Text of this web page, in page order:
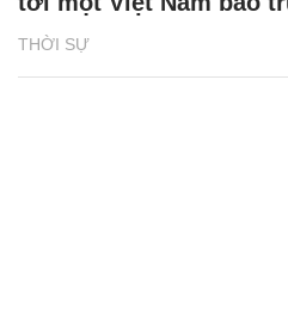
THỜI SỰ